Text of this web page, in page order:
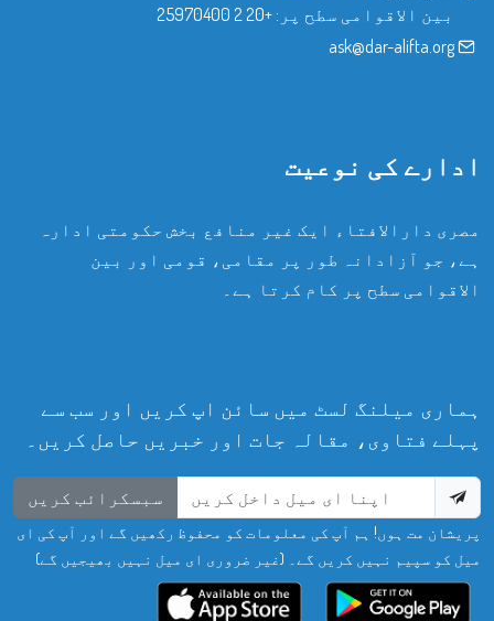
بین الاقوامی سطح پر: +20 2 25970400
ask@dar-alifta.org
ادارے کی نوعیت
مصری دارالافتاء ایک غیر منافع بخش حکومتی ادارہ
ہے، جو آزادانہ طور پر مقامی، قومی اور بین
الاقوامی سطح پر کام کرتا ہے۔
ہماری میلنگ لسٹ میں سائن اپ کریں اور سب سے
پہلے فتاوی، مقالہ جات اور خبریں حاصل کریں۔
سبسکرائب کریں
پریشان مت ہوں! ہم آپ کی معلومات کو محفوظ رکھیں گے اور آپ کی ای
میل کو سپیم نہیں کریں گے۔ (غیر ضروری ای میل نہیں بھیجیں گے)